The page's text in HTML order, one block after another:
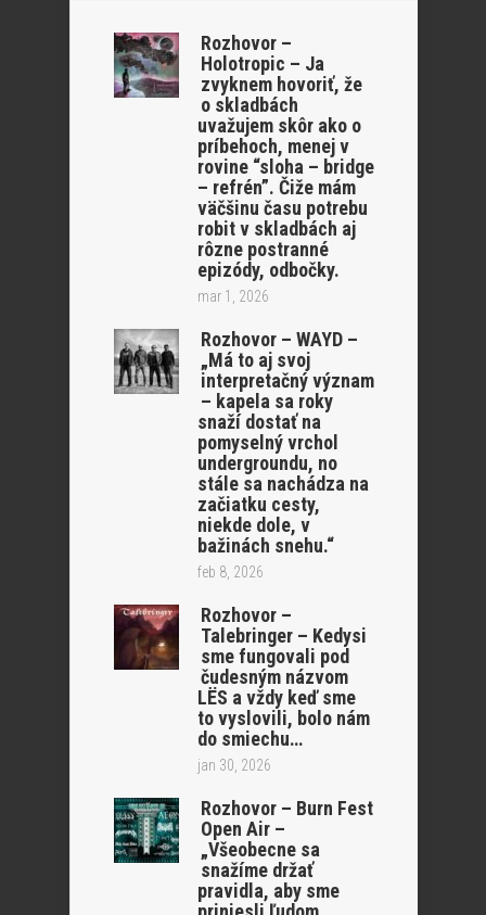
Rozhovor –
Holotropic – Ja
zvyknem hovoriť, že
o skladbách
uvažujem skôr ako o
príbehoch, menej v
rovine “sloha – bridge
– refrén”. Čiže mám
väčšinu času potrebu
robit v skladbách aj
rôzne postranné
epizódy, odbočky.
mar 1, 2026
Rozhovor – WAYD –
„Má to aj svoj
interpretačný význam
– kapela sa roky
snaží dostať na
pomyselný vrchol
undergroundu, no
stále sa nachádza na
začiatku cesty,
niekde dole, v
bažinách snehu.“
feb 8, 2026
Rozhovor –
Talebringer – Kedysi
sme fungovali pod
čudesným názvom
LËS a vždy keď sme
to vyslovili, bolo nám
do smiechu…
jan 30, 2026
Rozhovor – Burn Fest
Open Air –
„Všeobecne sa
snažíme držať
pravidla, aby sme